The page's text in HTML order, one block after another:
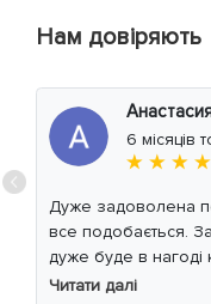
Нам довіряють
6 місяців
★ ★ ★
Дуже задоволена
все подобається.
дуже буде в
уважно читав
Читати далі